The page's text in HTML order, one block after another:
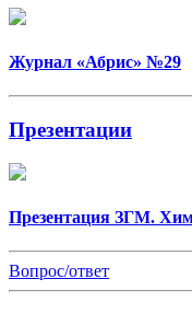
Журнал «Абрис» №29
Презентации
Презентация ЗГМ.
Вопрос/ответ